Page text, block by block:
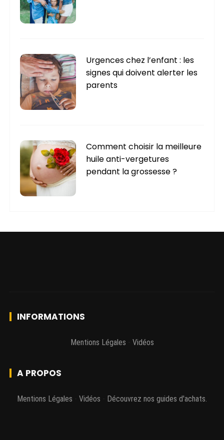
Urgences chez l’enfant : les
signes qui doivent alerter les
parents
Comment choisir la meilleure
huile anti-vergetures
pendant la grossesse ?
INFORMATIONS
Mentions Légales Vidéos
A PROPOS
Mentions Légales Vidéos Découvrez nos guides d'achats.